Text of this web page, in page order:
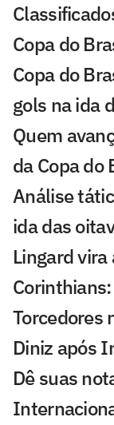
Copa do
Copa do
gols na ida
Quem
da Copa do
Análise
ida das
Lingard
Torcedores
Diniz após
Dê suas